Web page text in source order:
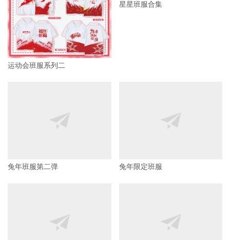
运动会班服系列二
兔年班服第二弹